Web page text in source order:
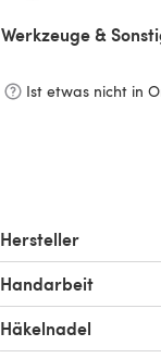
Werkzeuge &
Ist etwas nicht in
Hersteller
Handarbeit
Häkelnadel